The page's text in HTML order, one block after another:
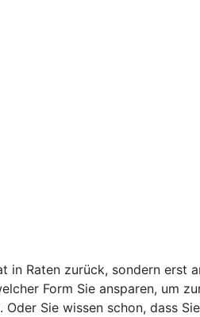
in Raten zurück, sondern erst
Form Sie ansparen, um
Sie wissen schon, dass